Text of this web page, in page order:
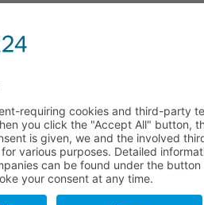
in einem breiten
das MBI überregionale
mit
und vielseitigen
wir für das Max-Born-Institut
(m/w/d)
Verwaltung -